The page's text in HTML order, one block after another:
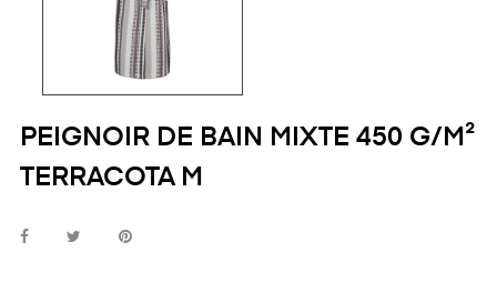
PEIGNOIR DE BAIN MIXTE 450 G/M²
TERRACOTA M